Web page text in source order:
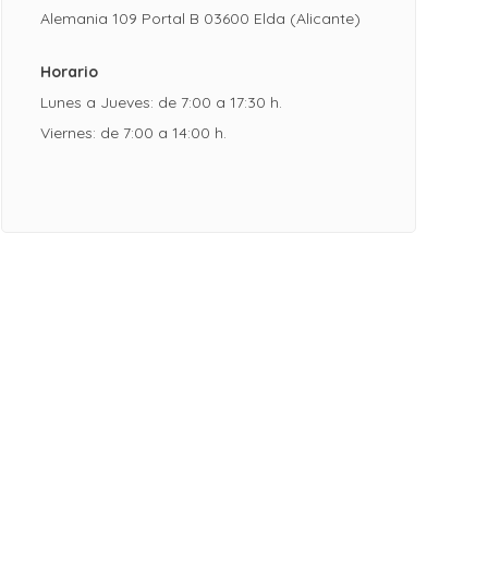
Alemania 109 Portal B 03600 Elda (Alicante)
Horario
Lunes a Jueves: de 7:00 a 17:30 h.
Viernes: de 7:00 a 14:00 h.